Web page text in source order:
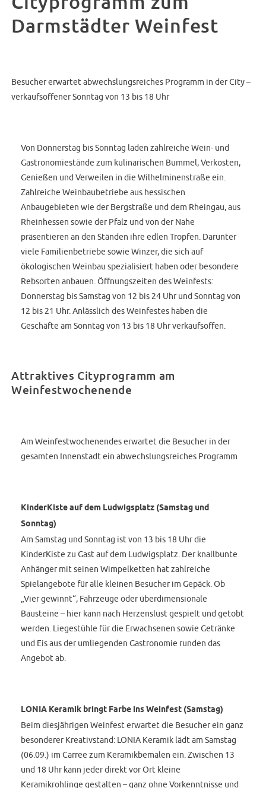
Darmstädter Weinfest
Besucher erwartet abwechslungsreiches Programm in der City –
verkaufsoffener Sonntag von 13 bis 18 Uhr
Von Donnerstag bis Sonntag laden zahlreiche Wein- und
Gastronomiestände zum kulinarischen Bummel, Verkosten,
Genießen und Verweilen in die Wilhelminenstraße ein.
Zahlreiche Weinbaubetriebe aus hessischen
Anbaugebieten wie der Bergstraße und dem Rheingau, aus
Rheinhessen sowie der Pfalz und von der Nahe
präsentieren an den Ständen ihre edlen Tropfen. Darunter
viele Familienbetriebe sowie Winzer, die sich auf
ökologischen Weinbau spezialisiert haben oder besondere
Rebsorten anbauen. Öffnungszeiten des Weinfests:
Donnerstag bis Samstag von 12 bis 24 Uhr und Sonntag von
12 bis 21 Uhr. Anlässlich des Weinfestes haben die
Geschäfte am Sonntag von 13 bis 18 Uhr verkaufsoffen.
Attraktives Cityprogramm am
Weinfestwochenende
Am Weinfestwochenendes erwartet die Besucher in der
gesamten Innenstadt ein abwechslungsreiches Programm
KinderKiste auf dem Ludwigsplatz (Samstag und
Sonntag)
Am Samstag und Sonntag ist von 13 bis 18 Uhr die
KinderKiste zu Gast auf dem Ludwigsplatz. Der knallbunte
Anhänger mit seinen Wimpelketten hat zahlreiche
Spielangebote für alle kleinen Besucher im Gepäck. Ob
„Vier gewinnt“, Fahrzeuge oder überdimensionale
Bausteine – hier kann nach Herzenslust gespielt und getobt
werden. Liegestühle für die Erwachsenen sowie Getränke
und Eis aus der umliegenden Gastronomie runden das
Angebot ab.
LONIA Keramik bringt Farbe ins Weinfest (Samstag)
Beim diesjährigen Weinfest erwartet die Besucher ein ganz
besonderer Kreativstand: LONIA Keramik lädt am Samstag
(06.09.) im Carree zum Keramikbemalen ein. Zwischen 13
und 18 Uhr kann jeder direkt vor Ort kleine
Keramikrohlinge gestalten – ganz ohne Vorkenntnisse und